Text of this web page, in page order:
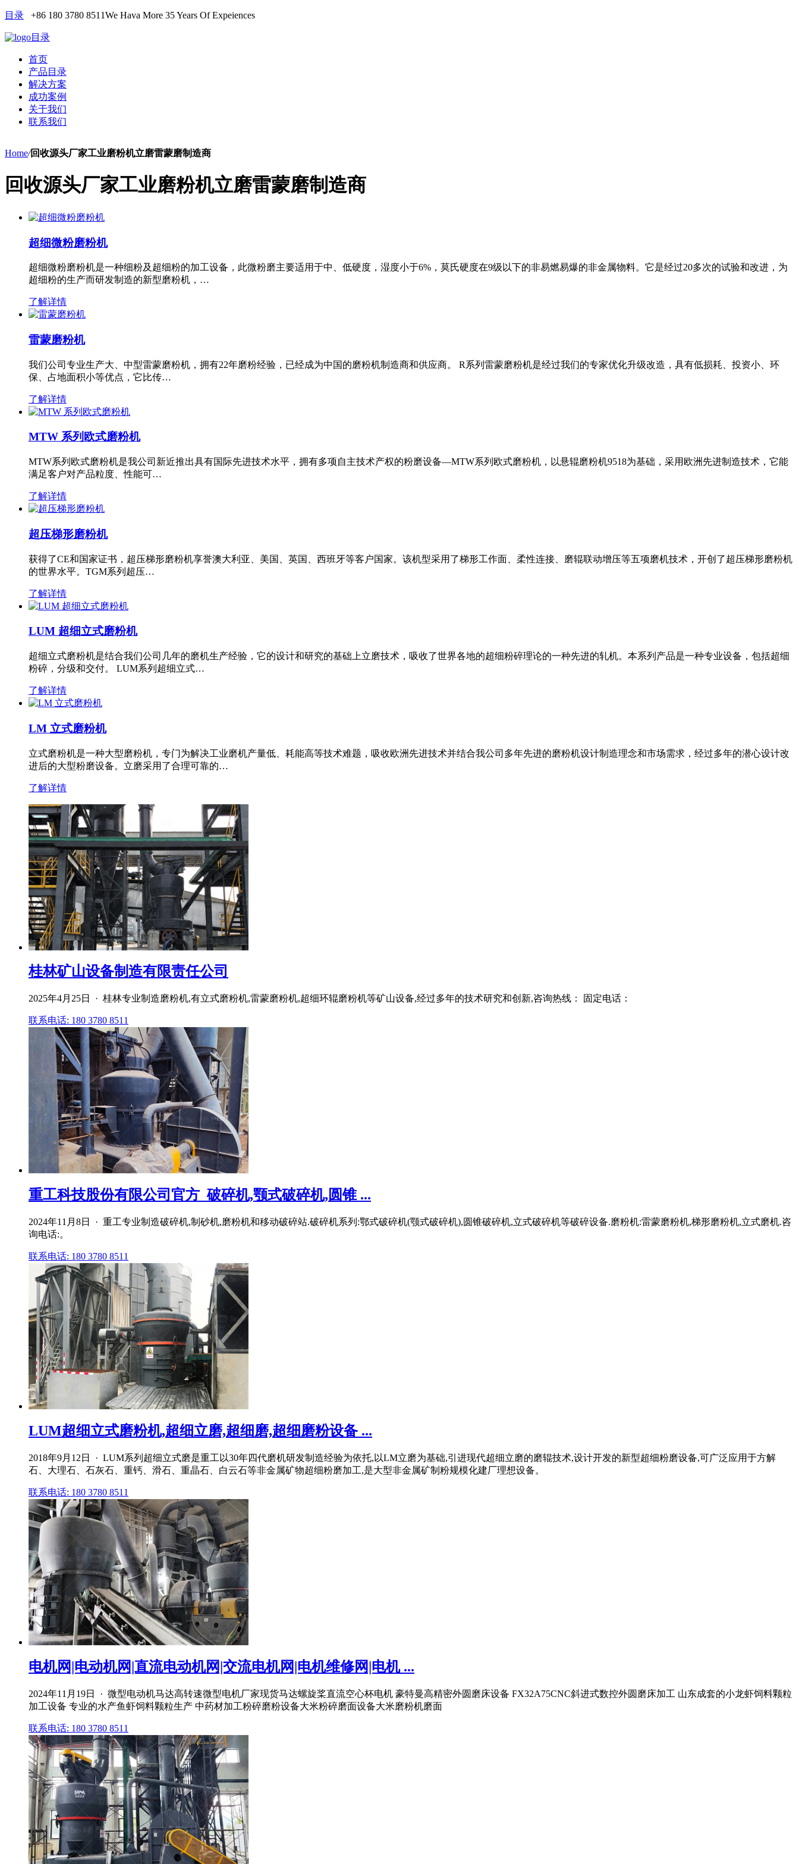
目录 +86 180 3780 8511We Hava More 35 Years Of Expeiences
目录
首页
产品目录
解决方案
成功案例
关于我们
联系我们
Home/回收源头厂家工业磨粉机立磨雷蒙磨制造商
回收源头厂家工业磨粉机立磨雷蒙磨制造商
超细微粉磨粉机
超细微粉磨粉机是一种细粉及超细粉的加工设备，此微粉磨主要适用于中、低硬度，湿度小于6%，莫氏硬度在9级以下的非易燃易爆的非金属物料。它是经过20多次的试验和改进，为
超细粉的生产而研发制造的新型磨粉机，…
了解详情
雷蒙磨粉机
我们公司专业生产大、中型雷蒙磨粉机，拥有22年磨粉经验，已经成为中国的磨粉机制造商和供应商。 R系列雷蒙磨粉机是经过我们的专家优化升级改造，具有低损耗、投资小、环
保、占地面积小等优点，它比传…
了解详情
MTW 系列欧式磨粉机
MTW系列欧式磨粉机是我公司新近推出具有国际先进技术水平，拥有多项自主技术产权的粉磨设备—MTW系列欧式磨粉机，以悬辊磨粉机9518为基础，采用欧洲先进制造技术，它能
满足客户对产品粒度、性能可…
了解详情
超压梯形磨粉机
获得了CE和国家证书，超压梯形磨粉机享誉澳大利亚、美国、英国、西班牙等客户国家。该机型采用了梯形工作面、柔性连接、磨辊联动增压等五项磨机技术，开创了超压梯形磨粉机
的世界水平。TGM系列超压…
了解详情
LUM 超细立式磨粉机
超细立式磨粉机是结合我们公司几年的磨机生产经验，它的设计和研究的基础上立磨技术，吸收了世界各地的超细粉碎理论的一种先进的轧机。本系列产品是一种专业设备，包括超细
粉碎，分级和交付。 LUM系列超细立式…
了解详情
LM 立式磨粉机
立式磨粉机是一种大型磨粉机，专门为解决工业磨机产量低、耗能高等技术难题，吸收欧洲先进技术并结合我公司多年先进的磨粉机设计制造理念和市场需求，经过多年的潜心设计改
进后的大型粉磨设备。立磨采用了合理可靠的…
了解详情
桂林矿山设备制造有限责任公司
2025年4月25日 · 桂林专业制造磨粉机,有立式磨粉机,雷蒙磨粉机,超细环辊磨粉机等矿山设备,经过多年的技术研究和创新,咨询热线： 固定电话：
联系电话: 180 3780 8511
重工科技股份有限公司官方_破碎机,颚式破碎机,圆锥 ...
2024年11月8日 · 重工专业制造破碎机,制砂机,磨粉机和移动破碎站.破碎机系列:鄂式破碎机(颚式破碎机),圆锥破碎机,立式破碎机等破碎设备.磨粉机:雷蒙磨粉机,梯形磨粉机,立式磨机.咨
询电话:。
联系电话: 180 3780 8511
LUM超细立式磨粉机,超细立磨,超细磨,超细磨粉设备 ...
2018年9月12日 · LUM系列超细立式磨是重工以30年四代磨机研发制造经验为依托,以LM立磨为基础,引进现代超细立磨的磨辊技术,设计开发的新型超细粉磨设备,可广泛应用于方解
石、大理石、石灰石、重钙、滑石、重晶石、白云石等非金属矿物超细粉磨加工,是大型非金属矿制粉规模化建厂理想设备。
联系电话: 180 3780 8511
电机网|电动机网|直流电动机网|交流电机网|电机维修网|电机 ...
2024年11月19日 · 微型电动机马达高转速微型电机厂家现货马达螺旋桨直流空心杯电机 豪特曼高精密外圆磨床设备 FX32A75CNC斜进式数控外圆磨床加工 山东成套的小龙虾饲料颗粒
加工设备 专业的水产鱼虾饲料颗粒生产 中药材加工粉碎磨粉设备大米粉碎磨面设备大米磨粉机磨面
联系电话: 180 3780 8511